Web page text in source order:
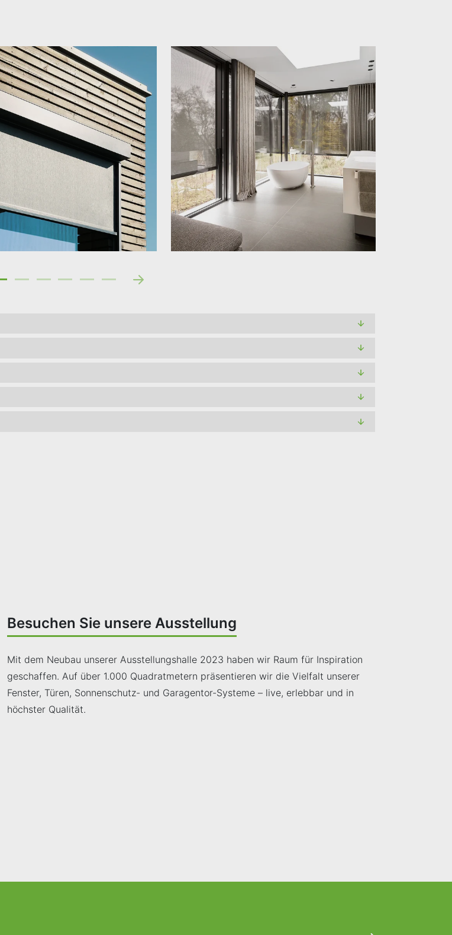
Besuchen Sie unsere Ausstellung
Mit dem Neubau unserer Ausstellungshalle 2023 haben wir Raum für Inspiration
geschaffen. Auf über 1.000 Quadratmetern präsentieren wir die Vielfalt unserer
Fenster, Türen, Sonnenschutz- und Garagentor-Systeme – live, erlebbar und in
höchster Qualität.